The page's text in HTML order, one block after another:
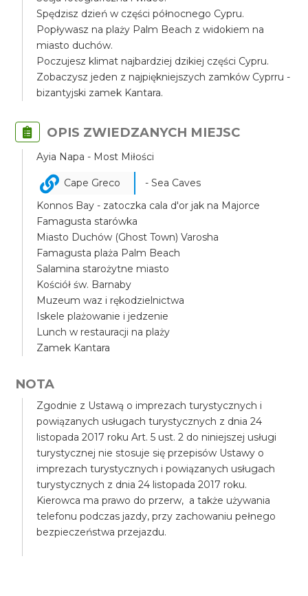
Spędzisz dzień w części północnego Cypru.
Popływasz na plaży Palm Beach z widokiem na
miasto duchów.
Poczujesz klimat najbardziej dzikiej części Cypru.
Zobaczysz jeden z najpiękniejszych zamków Cyprru -
bizantyjski zamek Kantara.
OPIS ZWIEDZANYCH MIEJSC
Ayia Napa - Most Miłości
Cape Greco
- Sea Caves
Konnos Bay - zatoczka cala d'or jak na Majorce
Famagusta starówka
Miasto Duchów (Ghost Town) Varosha
Famagusta plaża Palm Beach
Salamina starożytne miasto
Kościół św. Barnaby
Muzeum waz i rękodzielnictwa
Iskele plażowanie i jedzenie
Lunch w restauracji na plaży
Zamek Kantara
NOTA
Zgodnie z Ustawą o imprezach turystycznych i
powiązanych usługach turystycznych z dnia 24
listopada 2017 roku Art. 5 ust. 2 do niniejszej usługi
turystycznej nie stosuje się przepisów Ustawy o
imprezach turystycznych i powiązanych usługach
turystycznych z dnia 24 listopada 2017 roku.
Kierowca ma prawo do przerw, a także używania
telefonu podczas jazdy, przy zachowaniu pełnego
bezpieczeństwa przejazdu.